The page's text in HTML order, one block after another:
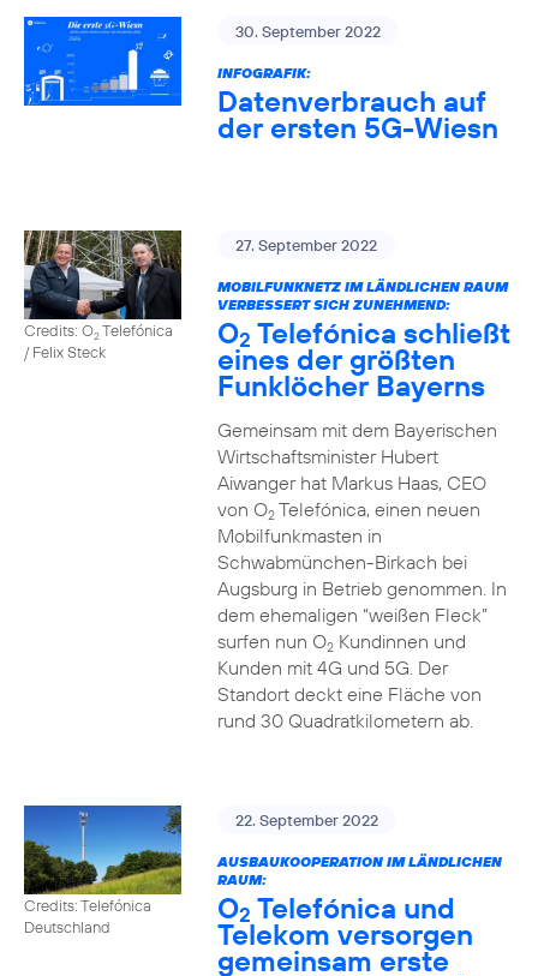
30. September 2022
INFOGRAFIK:
Datenverbrauch auf
der ersten 5G-Wiesn
Credits: O2Telefónica
/ Felix Steck
27. September 2022
MOBILFUNKNETZ IM LÄNDLICHEN RAUM
VERBESSERT SICH ZUNEHMEND:
O2 Telefónica schließt
eines der größten
Funklöcher Bayerns
Gemeinsam mit dem Bayerischen
Wirtschaftsminister Hubert
Aiwanger hat Markus Haas, CEO
von O2Telefónica, einen neuen
Mobilfunkmasten in
Schwabmünchen-Birkach bei
Augsburg in Betrieb genommen. In
dem ehemaligen “weißen Fleck”
surfen nun O2Kundinnen und
Kunden mit 4G und 5G. Der
Standort deckt eine Fläche von
rund 30 Quadratkilometern ab.
Credits: Telefónica
Deutschland
22. September 2022
AUSBAUKOOPERATION IM LÄNDLICHEN
RAUM:
O2 Telefónica und
Telekom versorgen
gemeinsam erste